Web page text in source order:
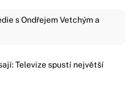
s Ondřejem Vetchým a
Televize spustí největší